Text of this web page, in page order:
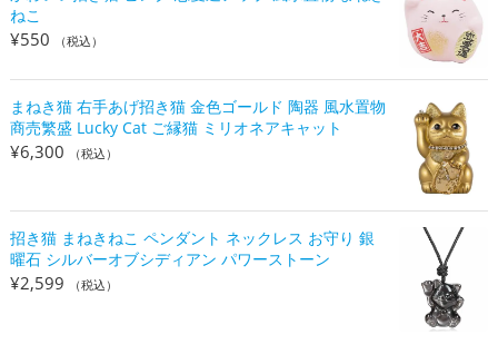
ねこ
¥550 （税込）
まねき猫 右手あげ招き猫 金色ゴールド 陶器 風水置物
商売繁盛 Lucky Cat ご縁猫 ミリオネアキャット
¥6,300 （税込）
招き猫 まねきねこ ペンダント ネックレス お守り 銀
曜石 シルバーオブシディアン パワーストーン
¥2,599 （税込）